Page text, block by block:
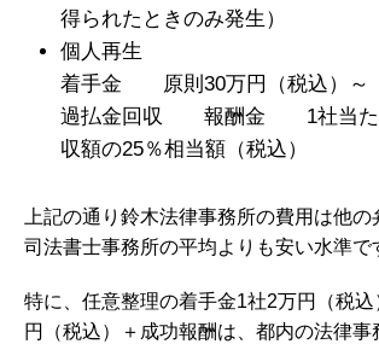
得られたときのみ発生）
個人再生
着手金 原則30万円（税込）～
過払金回収 報酬金 1社当た
収額の25％相当額（税込）
上記の通り鈴木法律事務所の費用は他の
司法書士事務所の平均よりも安い水準で
特に、任意整理の着手金1社2万円（税
円（税込）＋成功報酬は、 都内の法律事